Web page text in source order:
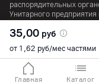
35,00 руб
от 1,62 руб/мес частями
распорядительных
Унитарного
© 2026 Унитарное
A1 Austria
A1 Croatia
Главная Каталог